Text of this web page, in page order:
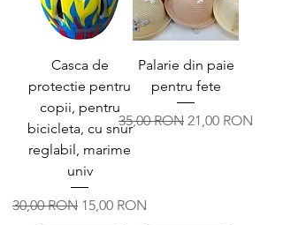
Casca de
protectie pentru
copii, pentru
bicicleta, cu snur
reglabil, marime
univ
Preț normal
30,00 RON Preț redus
15,00 RON
Palarie din paie
pentru fete
Preț normal
35,00 RON Preț redus
21,00 RON